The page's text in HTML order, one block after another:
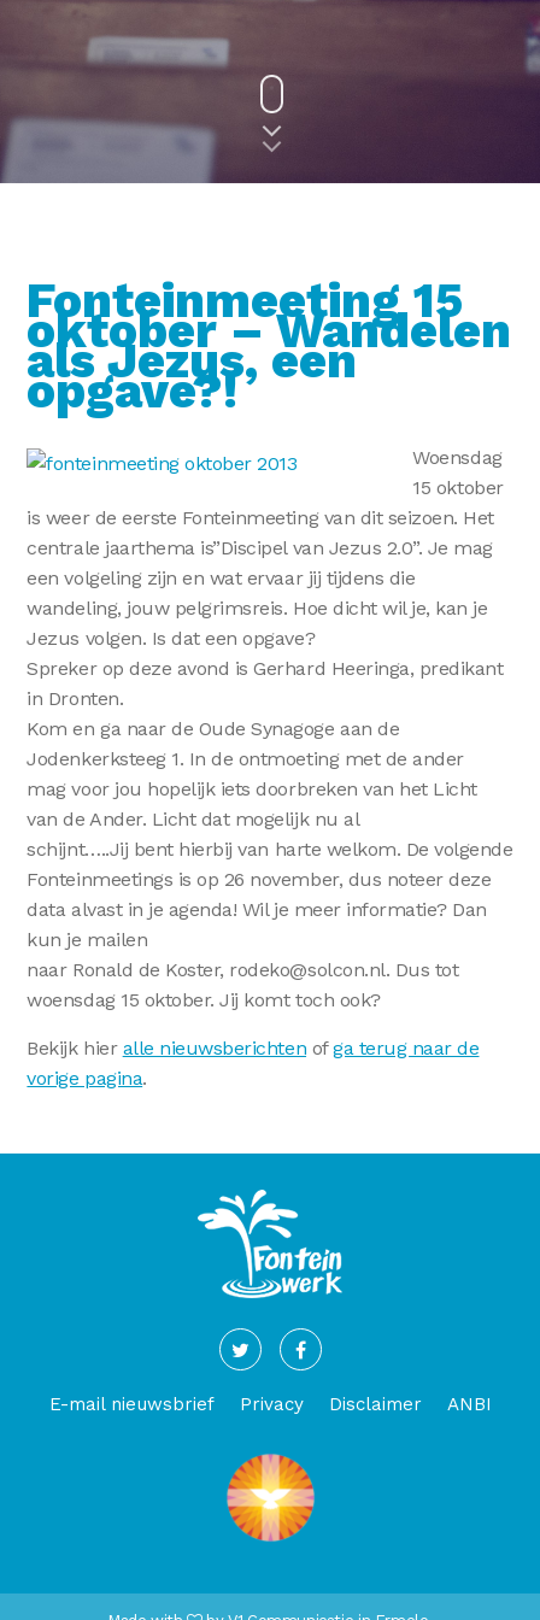
Fonteinmeeting 15
oktober – Wandelen
als Jezus, een
opgave?!
Woensdag
15 oktober
is weer de eerste Fonteinmeeting van dit seizoen. Het
centrale jaarthema is”Discipel van Jezus 2.0”. Je mag
een volgeling zijn en wat ervaar jij tijdens die
wandeling, jouw pelgrimsreis. Hoe dicht wil je, kan je
Jezus volgen. Is dat een opgave?
Spreker op deze avond is Gerhard Heeringa, predikant
in Dronten.
Kom en ga naar de Oude Synagoge aan de
Jodenkerksteeg 1. In de ontmoeting met de ander
mag voor jou hopelijk iets doorbreken van het Licht
van de Ander. Licht dat mogelijk nu al
schijnt…..Jij bent hierbij van harte welkom. De volgende
Fonteinmeetings is op 26 november, dus noteer deze
data alvast in je agenda! Wil je meer informatie? Dan
kun je mailen
naar Ronald de Koster, rodeko@solcon.nl. Dus tot
woensdag 15 oktober. Jij komt toch ook?
Bekijk hier alle nieuwsberichten ofga terug naar de
vorige pagina.
E-mail nieuwsbrief Privacy Disclaimer ANBI